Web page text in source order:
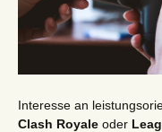
Interesse an
Clash Royale oder